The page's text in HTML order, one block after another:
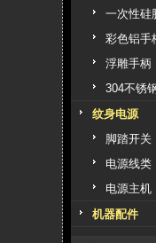
一次性硅
彩色铝手
浮雕手柄
304不锈
纹身电源
脚踏开关
电源线类
电源主机
机器配件